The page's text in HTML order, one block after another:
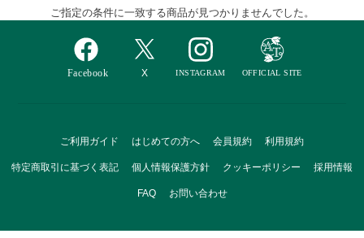
ご指定の条件に一致する商品が見つかりませんでした。
ご利用ガイド はじめての方へ 会員規約 利用規約
特定商取引に基づく表記 個人情報保護方針 クッキーポリシー 採用情報
FAQ お問い合わせ